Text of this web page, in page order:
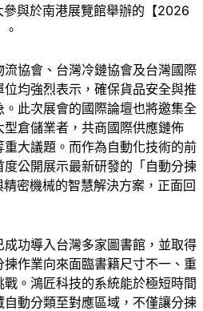
與於南港展覽館舉辦的【2026
協會、台灣冷鏈協會及台灣國際
均強烈表示，確保貨品安全與推
此次展會的國際論壇也將邀集全
倉儲業者，共商國際供應鏈佈
大議題。而作為自動化技術的前
公開展示最新研發的「自動分揀
密機械的智慧解決方案，正面回
功導入台灣多家圖書館，並取得
作業向來面臨書籍尺寸不一、重
。鴻匠科技的系統能於極短時間
動分類至對應區域，不僅讓分揀